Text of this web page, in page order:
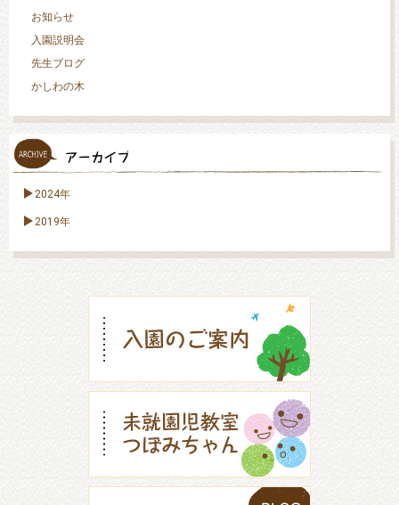
お知らせ
入園説明会
先生ブログ
かしわの木
2024年
2019年